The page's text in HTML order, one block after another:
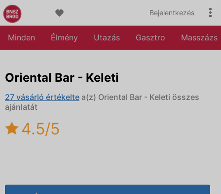
Bejelentkezés
Minden Élmény Utazás Gasztro Masszázs
Oriental Bar - Keleti
27 vásárló értékelte a(z) Oriental Bar - Keleti összes
ajánlatát
4.5/5